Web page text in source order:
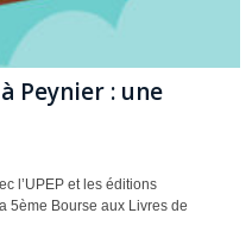
Peynier : une
l’UPEP et les éditions
5ème Bourse aux Livres de